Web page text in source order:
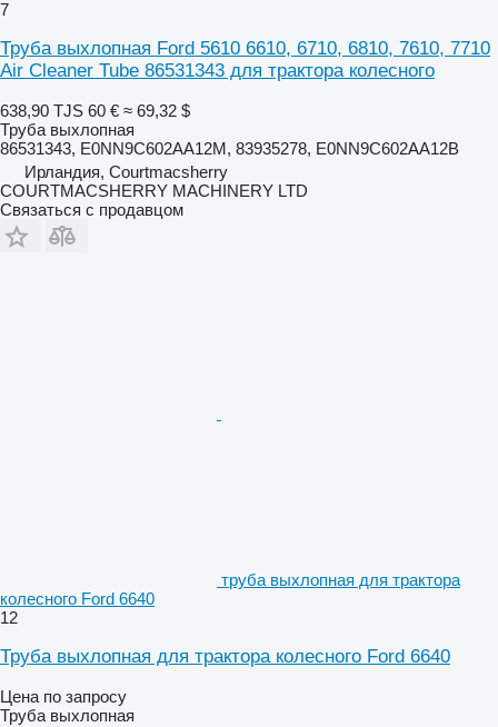
7
Труба выхлопная Ford 5610 6610, 6710, 6810, 7610, 7710
Air Cleaner Tube 86531343 для трактора колесного
638,90 TJS 60 € ≈ 69,32 $
Труба выхлопная
86531343, E0NN9C602AA12M, 83935278, E0NN9C602AA12B
Ирландия, Courtmacsherry
COURTMACSHERRY MACHINERY LTD
Связаться с продавцом
труба выхлопная для трактора
колесного Ford 6640
12
Труба выхлопная для трактора колесного Ford 6640
Цена по запросу
Труба выхлопная